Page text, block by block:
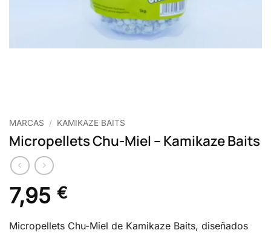
MARCAS / KAMIKAZE BAITS
Micropellets Chu-Miel – Kamikaze Baits
7,95 €
Micropellets Chu-Miel de Kamikaze Baits, diseñados